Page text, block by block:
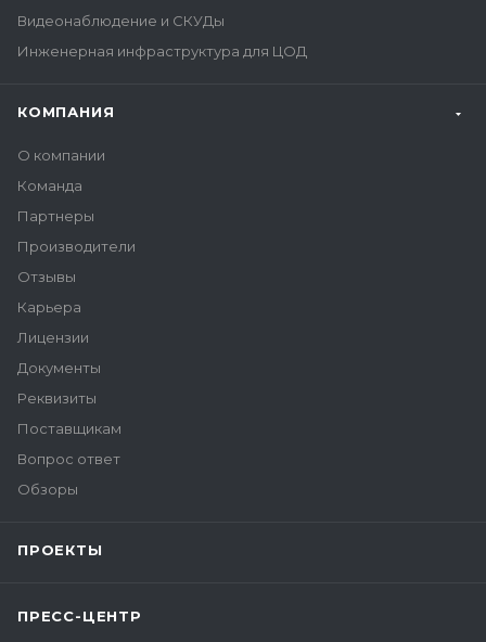
Видеонаблюдение и СКУДы
Инженерная инфраструктура для ЦОД
КОМПАНИЯ
О компании
Команда
Партнеры
Производители
Отзывы
Карьера
Лицензии
Документы
Реквизиты
Поставщикам
Вопрос ответ
Обзоры
ПРОЕКТЫ
ПРЕСС-ЦЕНТР